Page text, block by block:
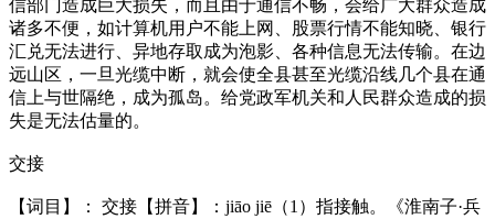
信部门造成巨大损失，而且由于通信不畅，会给广大群众造成
诸多不便，如计算机用户不能上网、股票行情不能知晓、银行
汇兑无法进行、异地存取成为泡影、各种信息无法传输。在边
远山区，一旦光缆中断，就会使全县甚至光缆沿线几个县在通
信上与世隔绝，成为孤岛。给党政军机关和人民群众造成的损
失是无法估量的。
交接
【词目】： 交接【拼音】：jiāo jiē（1）指接触。《淮南子·兵